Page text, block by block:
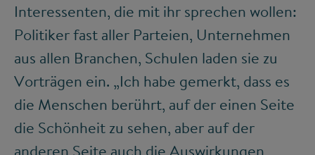
Interessenten, die mit ihr sprechen wollen:
Politiker fast aller Parteien, Unternehmen
aus allen Branchen, Schulen laden sie zu
Vorträgen ein. „Ich habe gemerkt, dass es
die Menschen berührt, auf der einen Seite
die Schönheit zu sehen, aber auf der